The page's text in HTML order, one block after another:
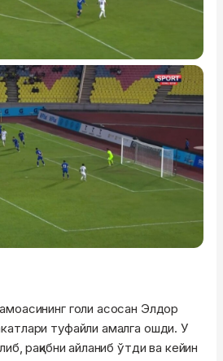
голи асосан Элдор
туфайли амалга ошди. У
рақибни айланиб ўтди ва кейин